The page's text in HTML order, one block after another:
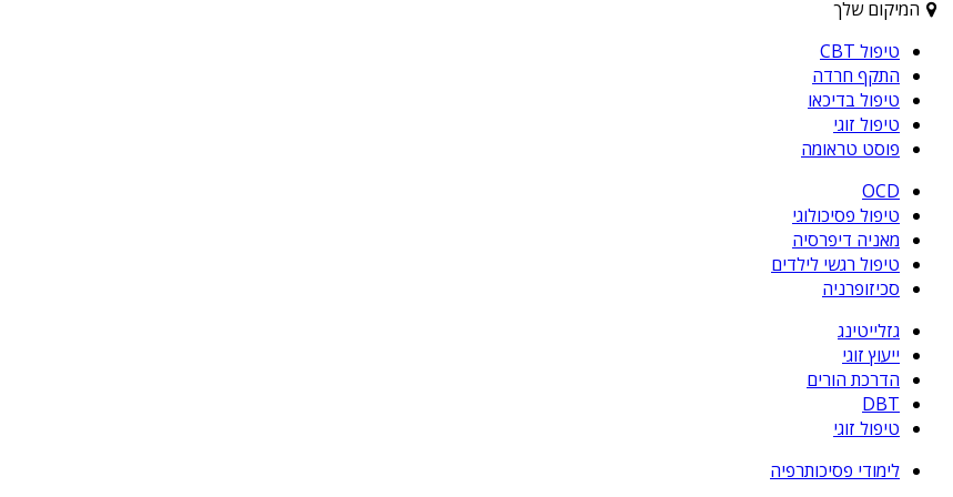
המיקום שלך
טיפול CBT
התקף חרדה
טיפול בדיכאו
טיפול זוגי
פוסט טראומה
OCD
טיפול פסיכולוגי
מאניה דיפרסיה
טיפול רגשי לילדים
סכיזופרניה
גזלייטינג
ייעוץ זוגי
הדרכת הורים
DBT
טיפול זוגי
לימודי פסיכותרפיה